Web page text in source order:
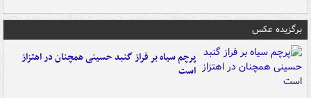
برگزیده عکس
پرچم سیاه بر فراز گنبد حسینی همچنان در اهتزاز
است